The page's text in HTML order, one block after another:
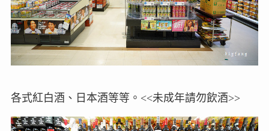
各式紅白酒、日本酒等等。<<未成年請勿飲酒>>